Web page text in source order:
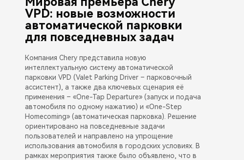
VPD: новые возможности
автоматической парковки
для повседневных задач
Компания Chery представила новую
интеллектуальную систему автоматической
парковки VPD (Valet Parking Driver – парковочный
ассистент), а также два ключевых сценария её
применения – «One-Tap Departure» (запуск и подача
автомобиля по одному нажатию) и «One-Step
Homecoming» (автоматическая парковка). Решение
ориентировано на повседневные задачи
пользователей и направлено на упрощение
использования автомобиля в городских условиях. В
рамках мероприятия также было объявлено, что в